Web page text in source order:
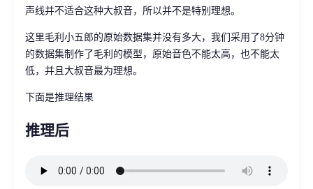
声线并不适合这种大叔音，所以并不是特别理想。
这里毛利小五郎的原始数据集并没有多大，我们采用了8分钟
的数据集制作了毛利的模型，原始音色不能太高，也不能太
低，并且大叔音最为理想。
下面是推理结果
推理后